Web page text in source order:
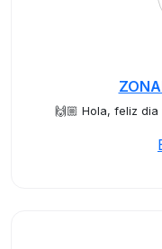
🙌🏼 Hola, feliz